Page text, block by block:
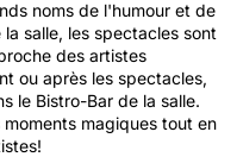
noms de l'humour et de
salle, les spectacles sont
des artistes
ou après les spectacles,
le Bistro-Bar de la salle.
magiques tout en